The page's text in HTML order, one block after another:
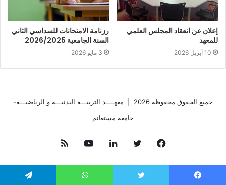
إعلان عن انعقاد المجلس العلمي
للمعهد
10 أبريل 2026
رزنامة الامتحانات للسداسي الثاني
السنة الجامعية 2026/2025
3 مايو 2026
جميع الحقوق محفوظة 2026 |
معهــــد التربيـــة البدنيـــة و الرياضيـــة-
جامعة مستغانم
فيسبوك تويتر لينكدإنيوتيوبملخص
الموقع